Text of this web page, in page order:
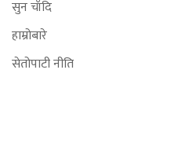
सुन चाँदि
हाम्रोबारे
सेतोपाटी नीति